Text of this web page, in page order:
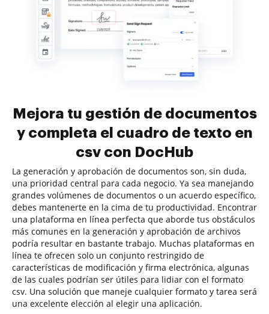
Mejora tu gestión de documentos
y completa el cuadro de texto en
csv con DocHub
La generación y aprobación de documentos son, sin duda,
una prioridad central para cada negocio. Ya sea manejando
grandes volúmenes de documentos o un acuerdo específico,
debes mantenerte en la cima de tu productividad. Encontrar
una plataforma en línea perfecta que aborde tus obstáculos
más comunes en la generación y aprobación de archivos
podría resultar en bastante trabajo. Muchas plataformas en
línea te ofrecen solo un conjunto restringido de
características de modificación y firma electrónica, algunas
de las cuales podrían ser útiles para lidiar con el formato
csv. Una solución que maneje cualquier formato y tarea será
una excelente elección al elegir una aplicación.